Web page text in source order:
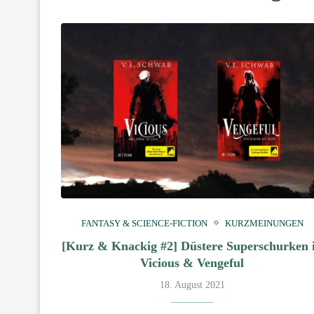
FANTASY & SCIENCE-FICTION KURZMEINUNGEN
[Kurz & Knackig #2] Düstere Superschurken
Vicious & Vengeful
18. August 2021